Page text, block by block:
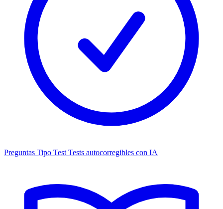
Preguntas Tipo Test Tests autocorregibles con IA